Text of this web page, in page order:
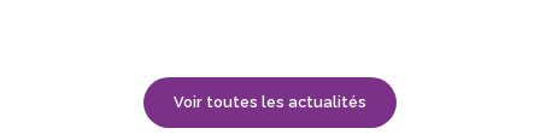
Voir toutes les actualités